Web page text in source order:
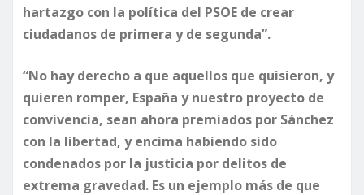
hartazgo con la política del PSOE de crear
ciudadanos de primera y de segunda”.
“No hay derecho a que aquellos que quisieron, y
quieren romper, España y nuestro proyecto de
convivencia, sean ahora premiados por Sánchez
con la libertad, y encima habiendo sido
condenados por la justicia por delitos de
extrema gravedad. Es un ejemplo más de que